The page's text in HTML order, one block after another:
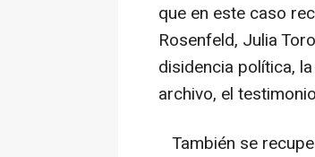
que en este caso
Rosenfeld, Julia
disidencia política,
archivo, el
También se